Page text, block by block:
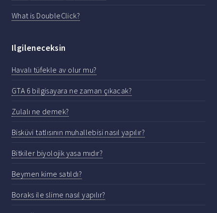
What is DoubleClick?
Ilgileneceksin
Havalı tüfekle av olur mu?
GTA 6 bilgisayara ne zaman çıkacak?
Zulalı ne demek?
Bisküvi tatlısının muhallebisi nasıl yapılır?
Bitkiler biyolojik yasa mıdır?
Beymen kime satıldı?
Boraks ile slime nasıl yapılır?